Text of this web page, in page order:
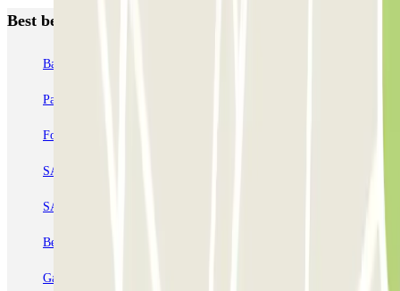
Best beoordeelde parkeergarages in Parijs
Bastille - Saint-Antoine
Parkélis Lefebvre
Forum des Halles-Rambuteau
SAEMES Méditerranée Gare de Lyon
SAEMES Goutte d'Or - Gare du Nord
Bercy - Arena - Gare de Lyon
Garage d'Abbeville - Gare du Nord